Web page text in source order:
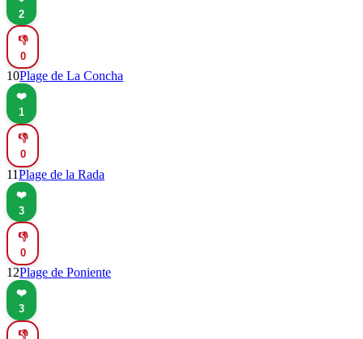
2
👎
0
10Plage de La Concha
❤️
1
👎
0
11Plage de la Rada
❤️
3
👎
0
12Plage de Poniente
❤️
3
👎